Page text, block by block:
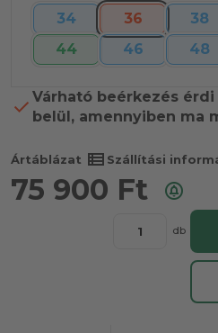
34 36 38
44
46 48
Várható beérkezés
belül, amennyiben ma
Ártáblázat view_list Szállítási
75 900 Ft
db